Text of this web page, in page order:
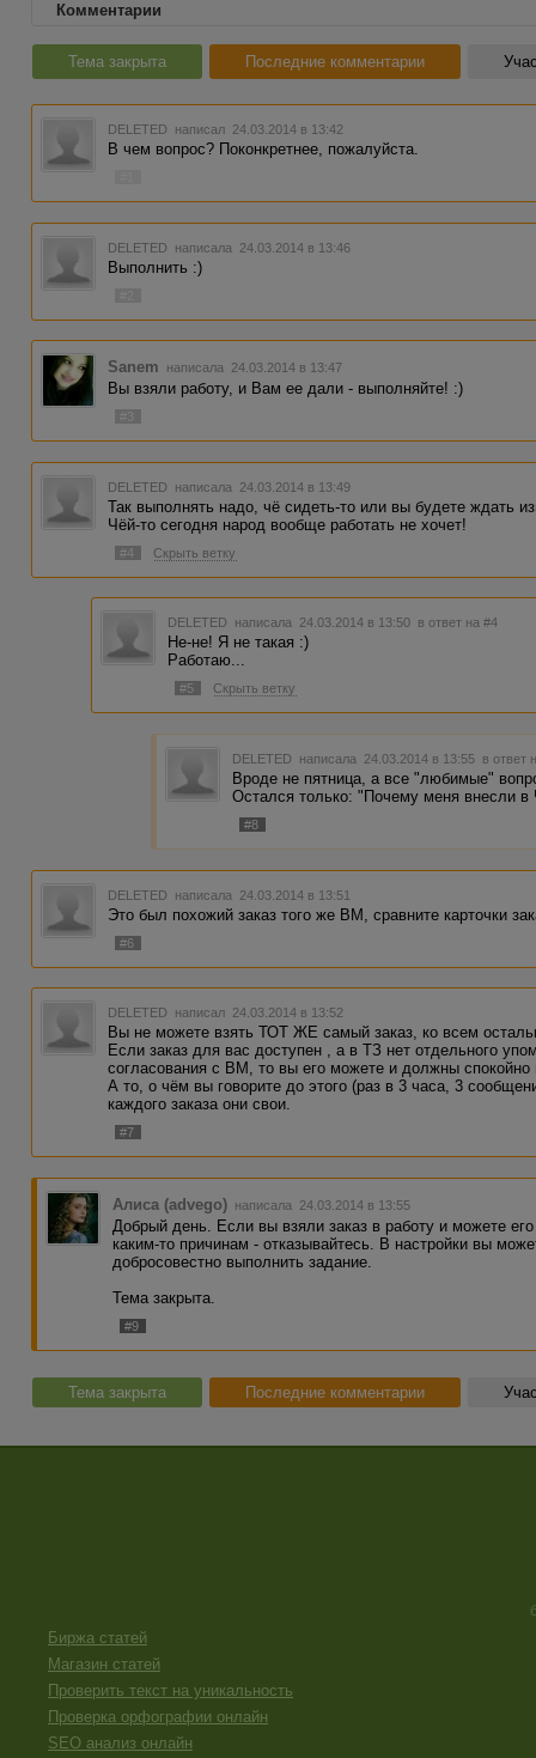
Комментарии
Тема закрыта Последние комментарии
DELETED написал 24.03.2014 в 13:42
В чем вопрос? Поконкретнее, пожалуйста.
DELETED написала 24.03.2014 в 13:46
Выполнить :)
Sanem написала 24.03.2014 в 13:47
Вы взяли работу, и Вам ее дали - выполняйте! :)
#3
DELETED написала 24.03.2014 в 13:49
Так выполнять надо, чё сидеть-то или вы будете ждать
Чёй-то сегодня народ вообще работать не хочет!
#4 Скрыть ветку
DELETED написала 24.03.2014 в 13:50 в ответ на #4
Не-не! Я не такая :)
Работаю...
#5 Скрыть ветку
DELETED написала 24.03.2014 в 13:55 в ответ
Вроде не пятница, а все "любимые"
Остался только: "Почему меня внесли
#8
DELETED написала 24.03.2014 в 13:51
Это был похожий заказ того же ВМ, сравните карточки
#6
DELETED написал 24.03.2014 в 13:52
Вы не можете взять ТОТ ЖЕ самый заказ, ко всем
Если заказ для вас доступен , а в ТЗ нет отдельного
согласования с ВМ, то вы его можете и должны спокойно
А то, о чём вы говорите до этого (раз в 3 часа, 3
каждого заказа они свои.
#7
Алиса (advego) написала 24.03.2014 в 13:55
Добрый день. Если вы взяли заказ в работу и можете
каким-то причинам - отказывайтесь. В настройки вы
добросовестно выполнить задание.
Тема закрыта.
#9
Тема закрыта Последние комментарии
Биржа статей
Магазин статей
Проверить текст на уникальность
Проверка орфографии онлайн
SEO анализ онлайн